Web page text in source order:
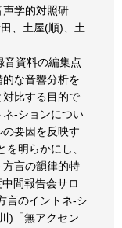
学的対照研
、土屋(順)、土
音資料の編集点
な音響分析を
比する目的で
-ションについ
要因を反映す
明らかにし、
言の韻律的特
間報告会サロ
言のイントネ-シ
)「無アクセン